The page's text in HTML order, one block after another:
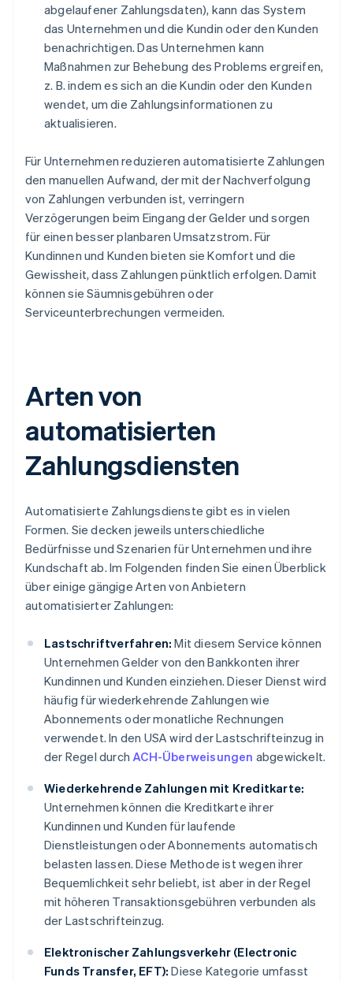
abgelaufener Zahlungsdaten), kann das System
das Unternehmen und die Kundin oder den Kunden
benachrichtigen. Das Unternehmen kann
Maßnahmen zur Behebung des Problems ergreifen,
z. B. indem es sich an die Kundin oder den Kunden
wendet, um die Zahlungsinformationen zu
aktualisieren.
Für Unternehmen reduzieren automatisierte Zahlungen
den manuellen Aufwand, der mit der Nachverfolgung
von Zahlungen verbunden ist, verringern
Verzögerungen beim Eingang der Gelder und sorgen
für einen besser planbaren Umsatzstrom. Für
Kundinnen und Kunden bieten sie Komfort und die
Gewissheit, dass Zahlungen pünktlich erfolgen. Damit
können sie Säumnisgebühren oder
Serviceunterbrechungen vermeiden.
Arten von
automatisierten
Zahlungsdiensten
Automatisierte Zahlungsdienste gibt es in vielen
Formen. Sie decken jeweils unterschiedliche
Bedürfnisse und Szenarien für Unternehmen und ihre
Kundschaft ab. Im Folgenden finden Sie einen Überblick
über einige gängige Arten von Anbietern
automatisierter Zahlungen:
Lastschriftverfahren: Mit diesem Service können
Unternehmen Gelder von den Bankkonten ihrer
Kundinnen und Kunden einziehen. Dieser Dienst wird
häufig für wiederkehrende Zahlungen wie
Abonnements oder monatliche Rechnungen
verwendet. In den USA wird der Lastschrifteinzug in
der Regel durchACH-Überweisungen abgewickelt.
Wiederkehrende Zahlungen mit Kreditkarte:
Unternehmen können die Kreditkarte ihrer
Kundinnen und Kunden für laufende
Dienstleistungen oder Abonnements automatisch
belasten lassen. Diese Methode ist wegen ihrer
Bequemlichkeit sehr beliebt, ist aber in der Regel
mit höheren Transaktionsgebühren verbunden als
der Lastschrifteinzug.
Elektronischer Zahlungsverkehr (Electronic
Funds Transfer, EFT): Diese Kategorie umfasst